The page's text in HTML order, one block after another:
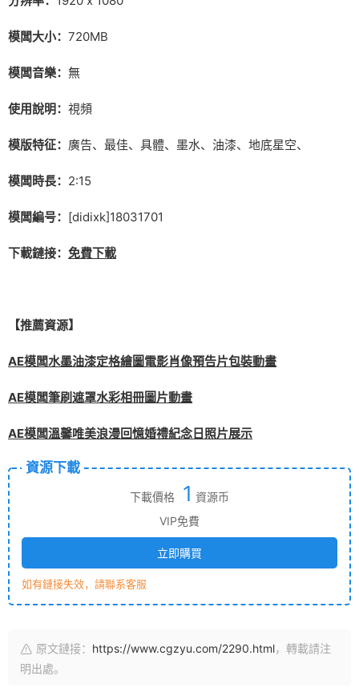
模闆大小： 720MB
模闆音樂： 無
使用說明： 視頻
模版特征： 廣告、最佳、具體、墨水、油漆、地底星空、
模闆時長： 2:15
模闆編号： [didixk]18031701
下載鏈接： 免費下載
【推薦資源】
AE模闆水墨油漆定格繪圖電影肖像預告片包裝動畫
AE模闆筆刷遮罩水彩相冊圖片動畫
AE模闆溫馨唯美浪漫回憶婚禮紀念日照片展示
資源下載
下載價格 1 資源币
VIP免費
立即購買
如有鏈接失效，請聯系客服
原文鏈接： https://www.cgzyu.com/2290.html，轉載請注
明出處。